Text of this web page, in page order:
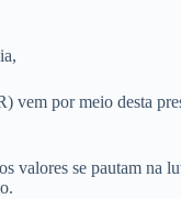
por meio desta
valores se pautam